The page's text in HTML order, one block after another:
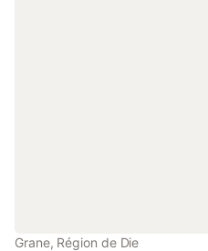
Grane, Région de Die